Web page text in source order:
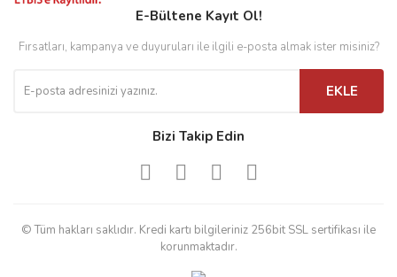
E-Bültene Kayıt Ol!
Fırsatları, kampanya ve duyuruları ile ilgili e-posta almak ister misiniz?
EKLE
Bizi Takip Edin
© Tüm hakları saklıdır. Kredi kartı bilgileriniz 256bit SSL sertifikası ile
korunmaktadır.